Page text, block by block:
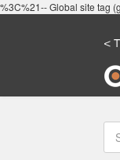
%3C%21-- Global site tag